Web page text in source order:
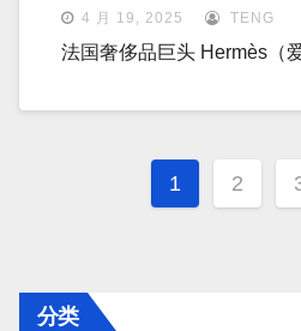
4 月 19, 2025 TENG
法国奢侈品巨头 Hermès（
文
章
1 2
分类